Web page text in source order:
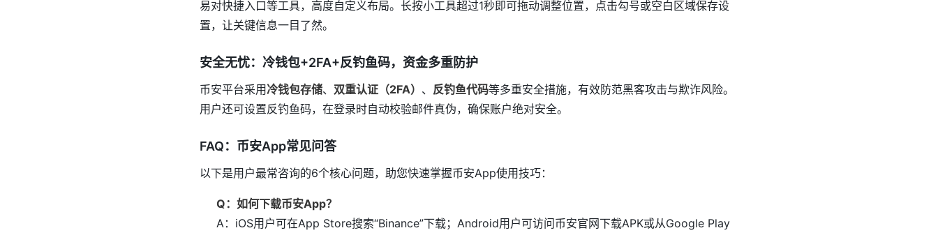
易对快捷入口等工具，高度自定义布局。长按小工具超过1秒即可拖动调整位置，点击勾号或空白区域保存设
置，让关键信息一目了然。
安全无忧：冷钱包+2FA+反钓鱼码，资金多重防护
币安平台采用冷钱包存储、 双重认证（2FA） 、 反钓鱼代码等多重安全措施，有效防范黑客攻击与欺诈风险。
用户还可设置反钓鱼码，在登录时自动校验邮件真伪，确保账户绝对安全。
FAQ：币安App常见问答
以下是用户最常咨询的6个核心问题，助您快速掌握币安App使用技巧：
Q：如何下载币安App？
A：iOS用户可在App Store搜索“Binance”下载；Android用户可访问币安官网下载APK或从Google Play